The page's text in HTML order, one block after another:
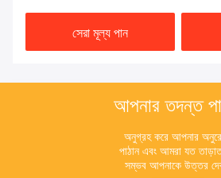
সেরা মূল্য পান
আপনার তদন্ত
অনুগ্রহ করে আপনার
পাঠান এবং আমরা যত
সম্ভব আপনাকে উত্তর